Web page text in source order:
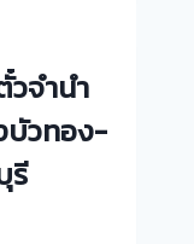
วจำนำ
บัวทอง-
รี